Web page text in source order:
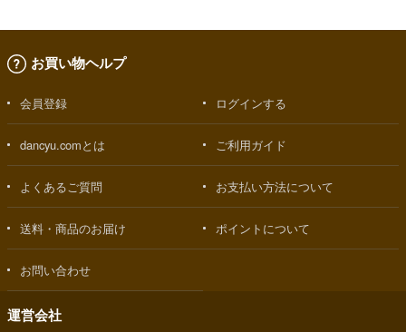
お買い物ヘルプ
会員登録 ログインする
dancyu.comとは ご利用ガイド
よくあるご質問 お支払い方法について
送料・商品のお届け ポイントについて
お問い合わせ
運営会社